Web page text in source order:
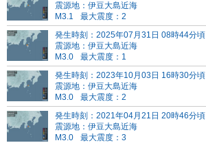
震源地：伊豆大島近海
M3.1
最大震度：2
発生時刻：2025年07月31日 08時44分頃
震源地：伊豆大島近海
M3.0
最大震度：1
発生時刻：2023年10月03日 16時30分頃
震源地：伊豆大島近海
M3.0
最大震度：2
発生時刻：2021年04月21日 20時46分頃
震源地：伊豆大島近海
M3.0
最大震度：3